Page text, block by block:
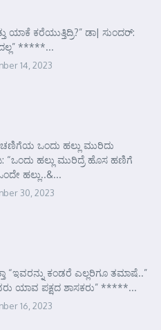
ಯಾಕೆ ಕರೆಯುತ್ತಿದ್ರಿ?” ಡಾ| ಸುಂದರ್‌:
*****...
14, 2023
ಒಂದು ಹಲ್ಲು ಮುರಿದು
ಹಲ್ಲು ಮುರಿದ್ರೆ ಹೊಸ ಹಣಿಗೆ
ಹಲ್ಲು..&...
30, 2023
“ಇವರನ್ನು ಕಂಡರೆ ಎಲ್ಲರಿಗೂ ತಮಾಷೆ..”
ಯಾವ ಪಕ್ಷದ ಶಾಸಕರು” *****...
16, 2023